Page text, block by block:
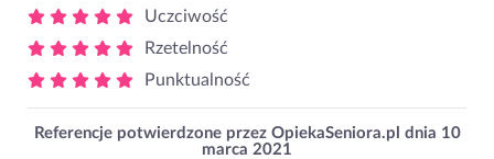
Uczciwość
Rzetelność
Punktualność
Referencje potwierdzone przez OpiekaSeniora.pl dnia 10
marca 2021